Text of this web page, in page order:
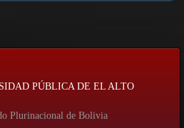
PÚBLICA DE EL ALTO
Plurinacional de Bolivia